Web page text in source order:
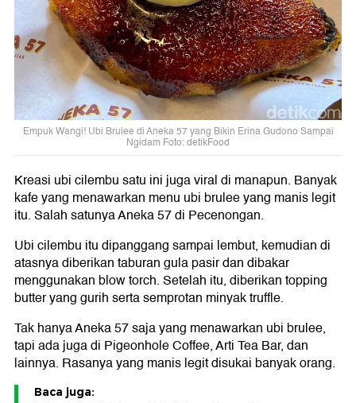
Empuk Wangi! Ubi Brulee di Aneka 57 yang Bikin Erina Gudono Sampai
Ngidam Foto: detikFood
Kreasi ubi cilembu satu ini juga viral di manapun. Banyak
kafe yang menawarkan menu ubi brulee yang manis legit
itu. Salah satunya Aneka 57 di Pecenongan.
Ubi cilembu itu dipanggang sampai lembut, kemudian di
atasnya diberikan taburan gula pasir dan dibakar
menggunakan blow torch. Setelah itu, diberikan topping
butter yang gurih serta semprotan minyak truffle.
Tak hanya Aneka 57 saja yang menawarkan ubi brulee,
tapi ada juga di Pigeonhole Coffee, Arti Tea Bar, dan
lainnya. Rasanya yang manis legit disukai banyak orang.
Baca juga: